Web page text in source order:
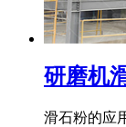
研磨机
滑石粉的应